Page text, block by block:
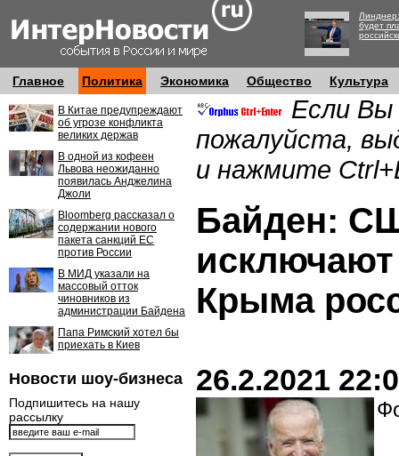
будет
Главное Политика Экономика Общество Культура
В Китае предупреждают
об угрозе конфликта
великих держав
В одной из кофеен
Львова неожиданно
появилась Анджелина
Джоли
Bloomberg рассказал о
содержании нового
пакета санкций ЕС
против России
В МИД указали на
массовый отток
чиновников из
администрации Байдена
Папа Римский хотел бы
приехать в Киев
Новости шоу-бизнеса
Подпишитесь на нашу
рассылку
Если Вы
пожалуйста,
и нажмите
Байден:
Крыма
26.2.2021